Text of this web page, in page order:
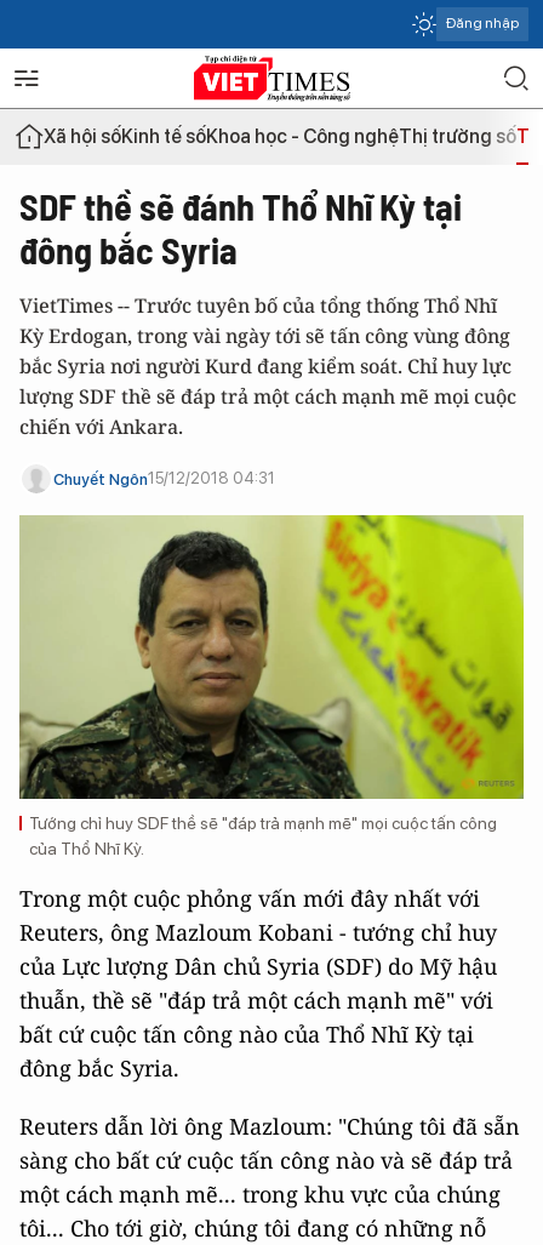
Đăng nhập
Xã hội sốKinh tế sốKhoa học - Công nghệThị trường số
SDF thề sẽ đánh Thổ Nhĩ Kỳ tại
đông bắc Syria
VietTimes -- Trước tuyên bố của tổng thống Thổ Nhĩ
Kỳ Erdogan, trong vài ngày tới sẽ tấn công vùng đông
bắc Syria nơi người Kurd đang kiểm soát. Chỉ huy lực
lượng SDF thề sẽ đáp trả một cách mạnh mẽ mọi cuộc
chiến với Ankara.
Chuyết Ngôn15/12/2018 04:31
Tướng chỉ huy SDF thề sẽ "đáp trả mạnh mẽ" mọi cuộc tấn công
của Thổ Nhĩ Kỳ.
Trong một cuộc phỏng vấn mới đây nhất với
Reuters, ông Mazloum Kobani - tướng chỉ huy
của Lực lượng Dân chủ Syria (SDF) do Mỹ hậu
thuẫn, thề sẽ "đáp trả một cách mạnh mẽ" với
bất cứ cuộc tấn công nào của Thổ Nhĩ Kỳ tại
đông bắc Syria.
Reuters dẫn lời ông Mazloum: "Chúng tôi đã sẵn
sàng cho bất cứ cuộc tấn công nào và sẽ đáp trả
một cách mạnh mẽ... trong khu vực của chúng
tôi... Cho tới giờ, chúng tôi đang có những nỗ